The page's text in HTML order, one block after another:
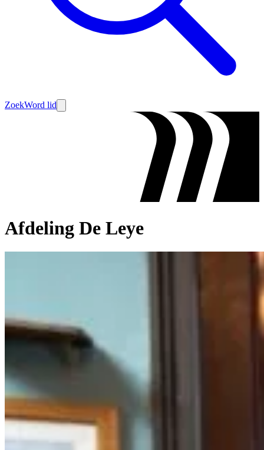
ZoekWord lid
Afdeling De Leye